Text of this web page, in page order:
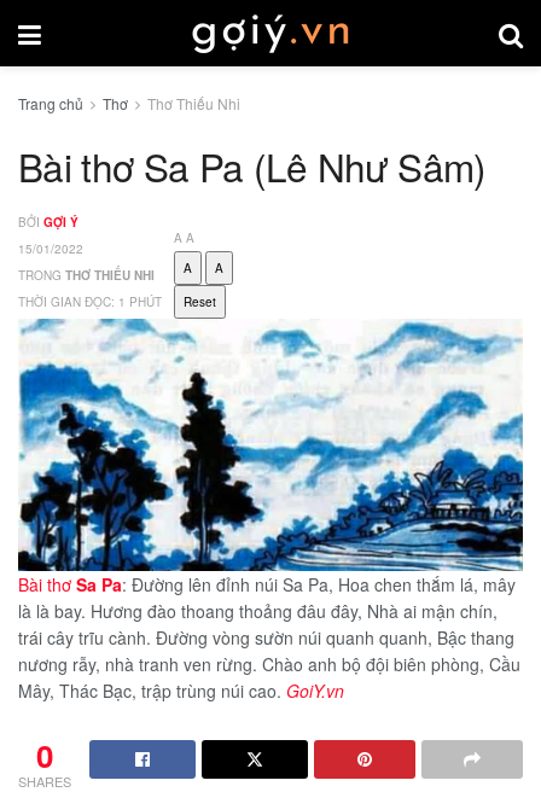
Trang chủ Thơ Thơ Thiếu Nhi
Bài thơ Sa Pa (Lê Như Sâm)
BỞI GỢI Ý
15/01/2022
TRONG THƠ THIẾU NHI
THỜI GIAN ĐỌC: 1 PHÚT
A A
A
A
Reset
Bài thơ Sa Pa: Đường lên đỉnh núi Sa Pa, Hoa chen thắm lá, mây
là là bay. Hương đào thoang thoảng đâu đây, Nhà ai mận chín,
trái cây trĩu cành. Đường vòng sườn núi quanh quanh, Bậc thang
nương rẫy, nhà tranh ven rừng. Chào anh bộ đội biên phòng, Cầu
Mây, Thác Bạc, trập trùng núi cao. GoiY.vn
0
SHARES